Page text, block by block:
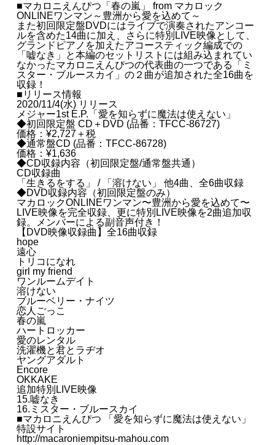
■マカロニえんぴつ「春の嵐」 from マカロック
ONLINEワンマン～豊洲から愛を込めて～
また初回限定盤DVDにはライブで演奏されたアンコー
ルを含めた14曲に加え、さらに特別LIVE映像として、
グランドピアノを加えたアコースティック編成での
「嘘なき」と本編のセットリストには組み込まれてい
なかったマカロニえんぴつの代表曲の一つである「ミ
スター・ブルースカイ」の２曲が追加された全16曲を
収録！
■リリース情報
2020/11/4(水) リリース
メジャー1st E.P.「愛を知らずに魔法は使えない」
◆初回限定盤 CD＋DVD (品番：TFCC-86727)
価格：¥2,727＋税
◆通常盤CD (品番：TFCC-86728)
価格：¥1,636
◆CD収録内容（初回限定盤/通常盤共通）
CD収録曲
「生きるをする」 / 「溶けない」 他4曲、全6曲収録
◆DVD収録内容（初回限定盤のみ）
マカロックONLINEワンマン〜豊洲から愛を込めて〜
LIVE映像を完全収録、更に特別LIVE映像を2曲追加収
録。メンバーによる副音声付き！
【DVD映像収録曲】全16曲収録
hope
遠心
トリコになれ
girl my friend
ワンルームデイト
溶けない
ブルーベリー・ナイツ
恋人ごっこ
春の嵐
ハートロッカー
愛のレンタル
洗濯機と君とラヂオ
ヤングアダルト
Encore
OKKAKE
追加特別LIVE映像
15.嘘なき
16.ミスター・ブルースカイ
■マカロニえんぴつ 「愛を知らずに魔法は使えない」
特設サイト
http://macaroniempitsu-mahou.com